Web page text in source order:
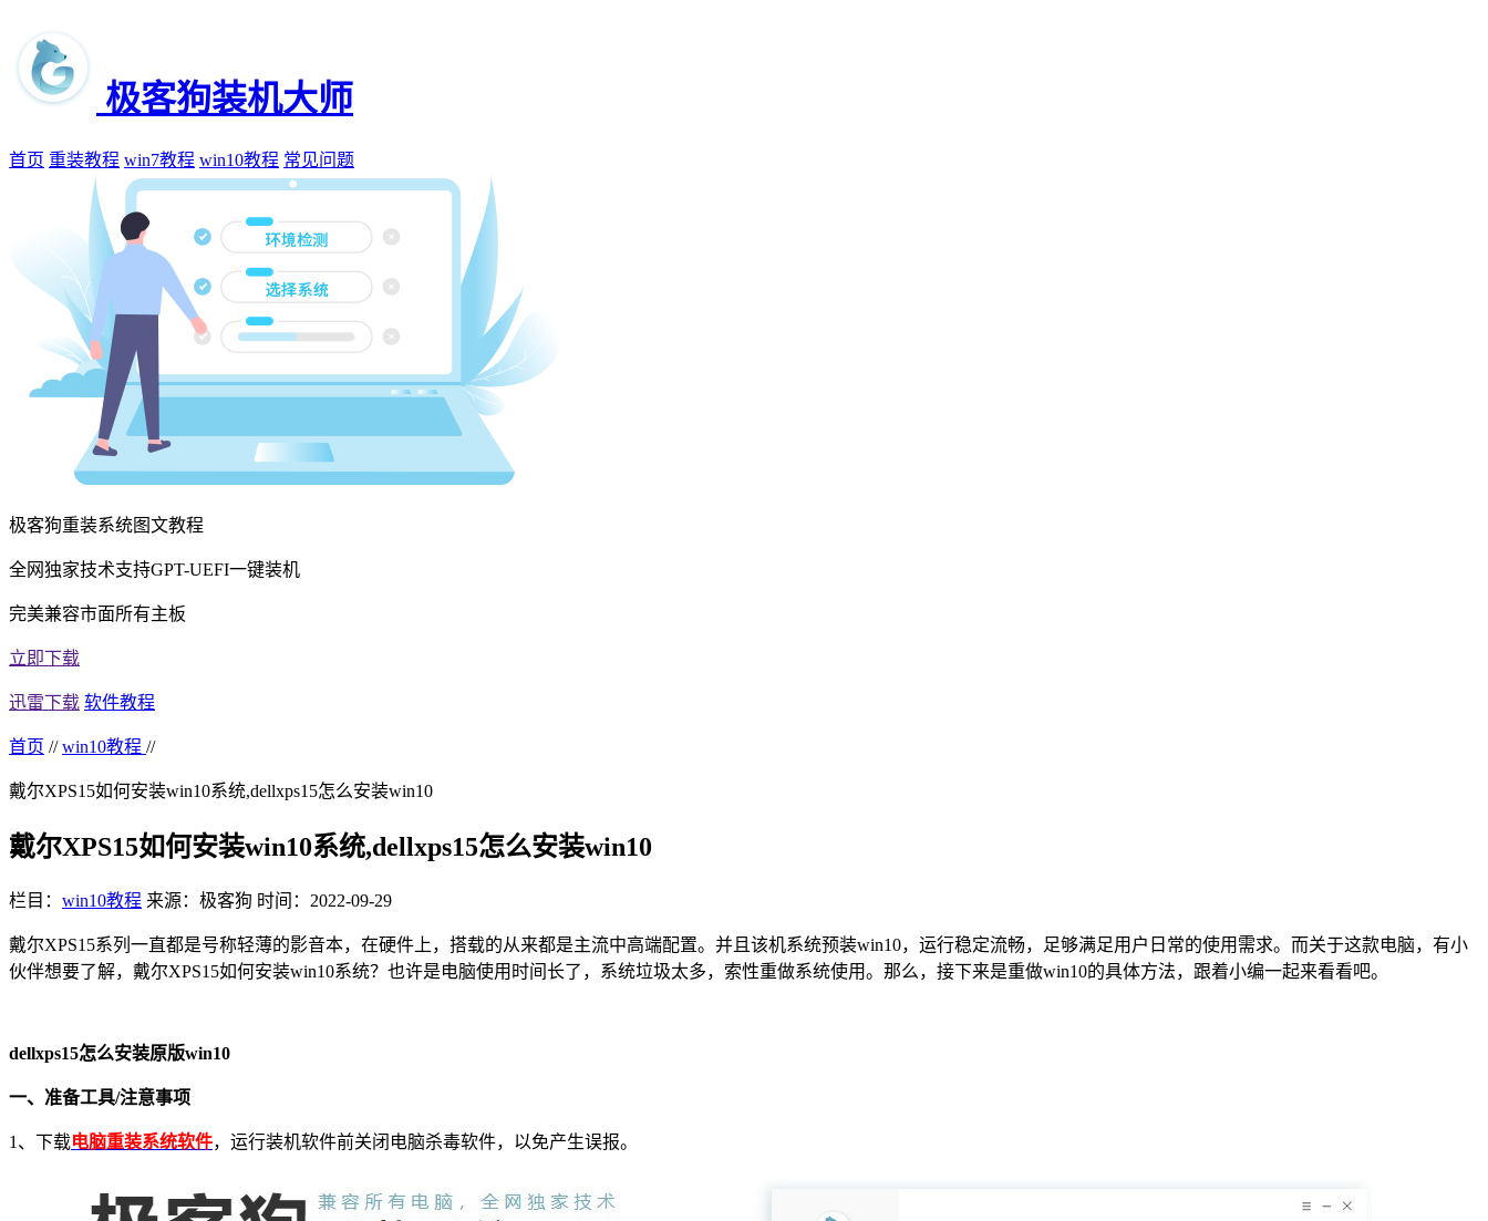
极客狗装机大师
首页 重装教程 win7教程 win10教程 常见问题
极客狗重装系统图文教程
全网独家技术支持GPT-UEFI一键装机
完美兼容市面所有主板
立即下载
迅雷下载 软件教程
首页 // win10教程 //
戴尔XPS15如何安装win10系统,dellxps15怎么安装win10
戴尔XPS15如何安装win10系统,dellxps15怎么安装win10
栏目： win10教程 来源：极客狗 时间：2022-09-29
戴尔XPS15系列一直都是号称轻薄的影音本，在硬件上，搭载的从来都是主流中高端配置。并且该机系统预装win10，运行稳定流畅，足够满足用户日常的使用需求。而关于这款电脑，有小
伙伴想要了解，戴尔XPS15如何安装win10系统？也许是电脑使用时间长了，系统垃圾太多，索性重做系统使用。那么，接下来是重做win10的具体方法，跟着小编一起来看看吧。
dellxps15怎么安装原版win10
一、准备工具/注意事项
1 、下载电脑重装系统软件，运行装机软件前关闭电脑杀毒软件，以免产生误报。